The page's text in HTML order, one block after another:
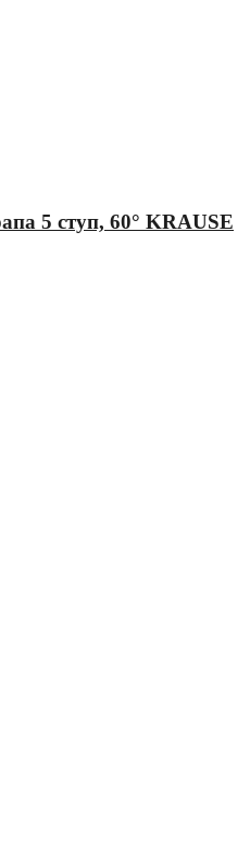
5 ступ, 60° KRAUSE